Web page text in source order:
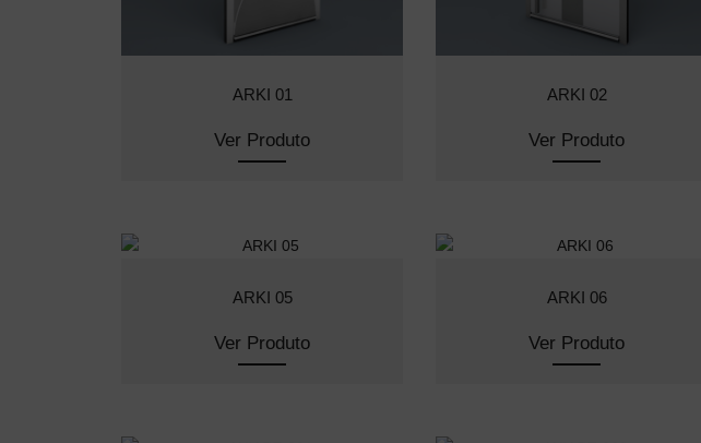
ARKI 01
Ver Produto
ARKI 02
Ver Produto
ARKI 05
Ver Produto
ARKI 06
Ver Produto